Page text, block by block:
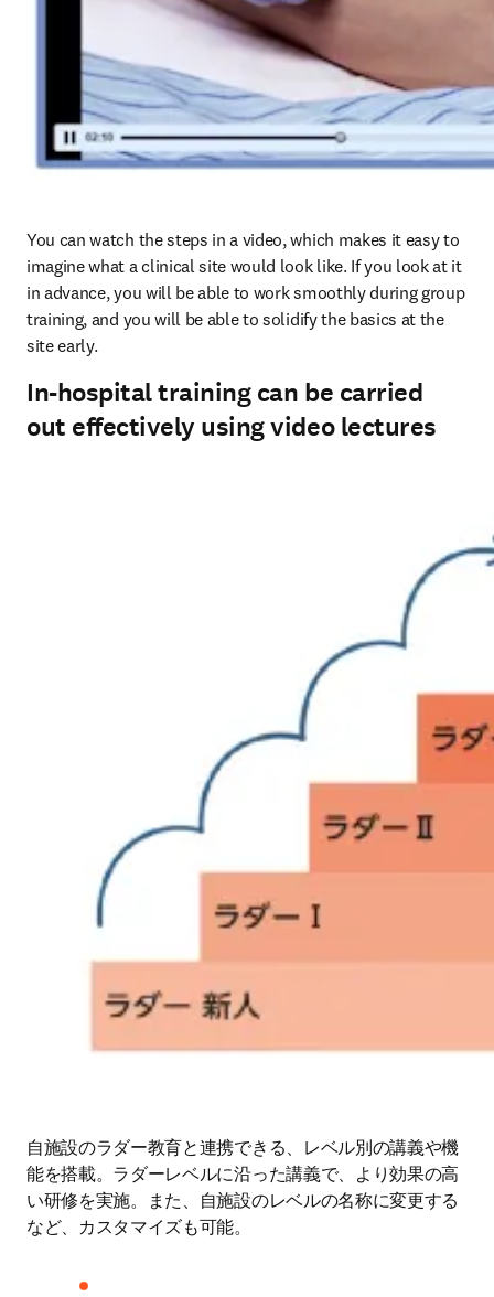
You can watch the steps in a video, which makes it easy to
imagine what a clinical site would look like. If you look at it
in advance, you will be able to work smoothly during group
training, and you will be able to solidify the basics at the
site early.
In-hospital training can be carried
out effectively using video lectures
自施設のラダー教育と連携できる、レベル別の講義や機
能を搭載。ラダーレベルに沿った講義で、より効果の高
い研修を実施。また、自施設のレベルの名称に変更する
など、カスタマイズも可能。